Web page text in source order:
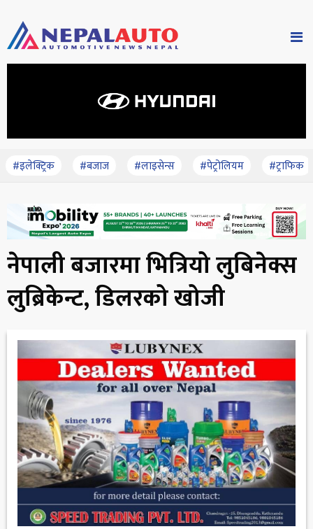
#इलेक्ट्रिक #बजाज #लाइसेन्स #पेट्रोलियम #ट्राफिक
नेपाली बजारमा भित्रियो लुबिनेक्स
लुब्रिकेन्ट, डिलरको खोजी